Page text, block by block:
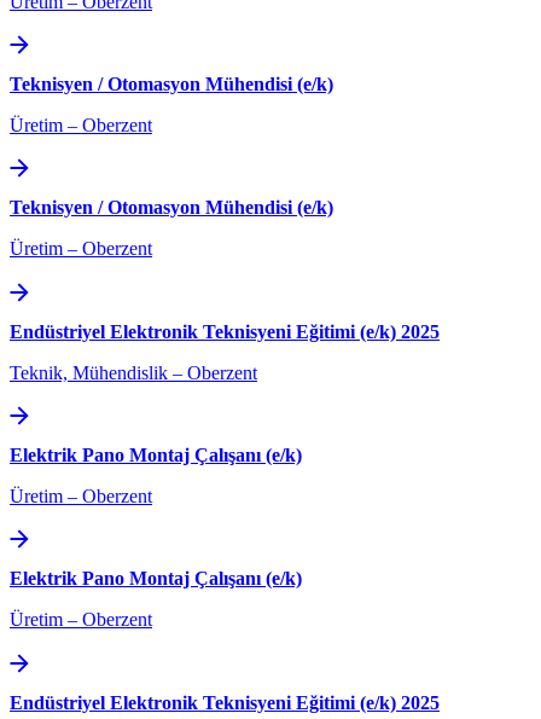
Teknisyen / Otomasyon Mühendisi (e/k)
Üretim – Oberzent
Teknisyen / Otomasyon Mühendisi (e/k)
Üretim – Oberzent
Endüstriyel Elektronik Teknisyeni Eğitimi (e/k) 2025
Teknik, Mühendislik – Oberzent
Elektrik Pano Montaj Çalışanı (e/k)
Üretim – Oberzent
Elektrik Pano Montaj Çalışanı (e/k)
Üretim – Oberzent
Endüstriyel Elektronik Teknisyeni Eğitimi (e/k) 2025